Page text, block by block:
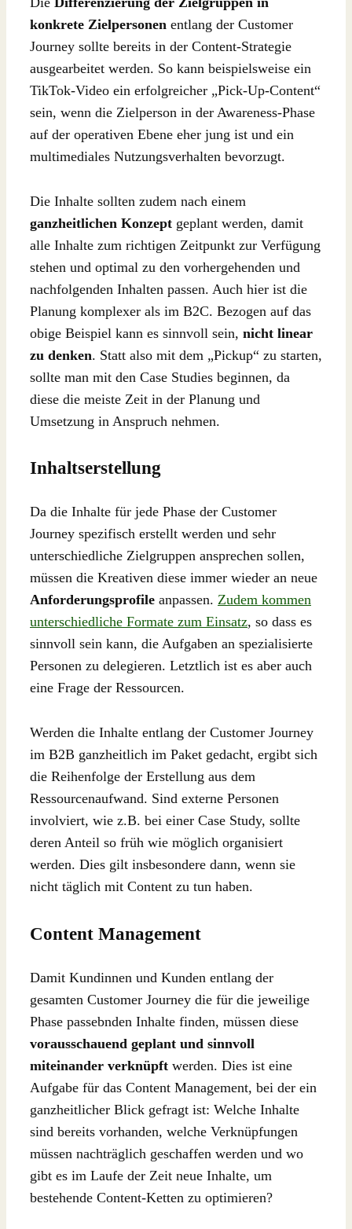
konkrete Zielpersonen entlang der Customer
Journey sollte bereits in der Content-Strategie
ausgearbeitet werden. So kann beispielsweise ein
TikTok-Video ein erfolgreicher „Pick-Up-Content“
sein, wenn die Zielperson in der Awareness-Phase
auf der operativen Ebene eher jung ist und ein
multimediales Nutzungsverhalten bevorzugt.
Die Inhalte sollten zudem nach einem
ganzheitlichen Konzept geplant werden, damit
alle Inhalte zum richtigen Zeitpunkt zur Verfügung
stehen und optimal zu den vorhergehenden und
nachfolgenden Inhalten passen. Auch hier ist die
Planung komplexer als im B2C. Bezogen auf das
obige Beispiel kann es sinnvoll sein, nicht linear
zu denken. Statt also mit dem „Pickup“ zu starten,
sollte man mit den Case Studies beginnen, da
diese die meiste Zeit in der Planung und
Umsetzung in Anspruch nehmen.
Inhaltserstellung
Da die Inhalte für jede Phase der Customer
Journey spezifisch erstellt werden und sehr
unterschiedliche Zielgruppen ansprechen sollen,
müssen die Kreativen diese immer wieder an neue
Anforderungsprofile anpassen. Zudem kommen
unterschiedliche Formate zum Einsatz, so dass es
sinnvoll sein kann, die Aufgaben an spezialisierte
Personen zu delegieren. Letztlich ist es aber auch
eine Frage der Ressourcen.
Werden die Inhalte entlang der Customer Journey
im B2B ganzheitlich im Paket gedacht, ergibt sich
die Reihenfolge der Erstellung aus dem
Ressourcenaufwand. Sind externe Personen
involviert, wie z.B. bei einer Case Study, sollte
deren Anteil so früh wie möglich organisiert
werden. Dies gilt insbesondere dann, wenn sie
nicht täglich mit Content zu tun haben.
Content Management
Damit Kundinnen und Kunden entlang der
gesamten Customer Journey die für die jeweilige
Phase passebnden Inhalte finden, müssen diese
vorausschauend geplant und sinnvoll
miteinander verknüpft werden. Dies ist eine
Aufgabe für das Content Management, bei der ein
ganzheitlicher Blick gefragt ist: Welche Inhalte
sind bereits vorhanden, welche Verknüpfungen
müssen nachträglich geschaffen werden und wo
gibt es im Laufe der Zeit neue Inhalte, um
bestehende Content-Ketten zu optimieren?